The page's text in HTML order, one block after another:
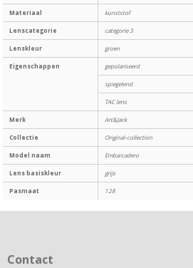
Materiaal kunststof
Lenscategorie categorie 3
Lenskleur groen
Eigenschappen gepolariseerd
spiegelend
TAC lens
Merk Art&Jack
Collectie Original-collection
Model naam Embarcadero
Lens basiskleur grijs
Pasmaat 128
Contact